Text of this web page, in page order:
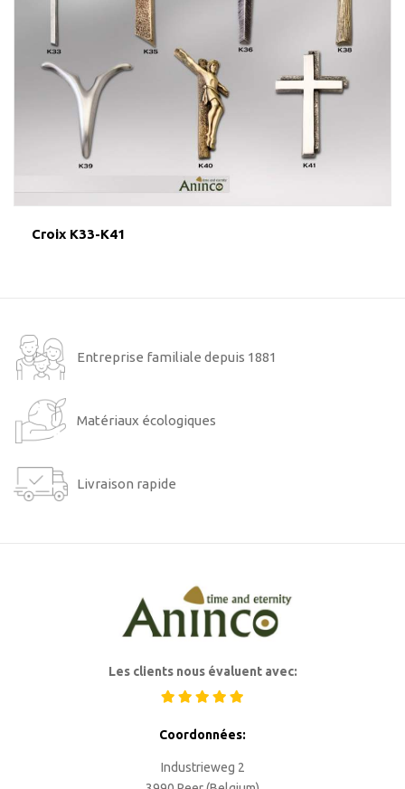
Croix K33-K41
Entreprise familiale depuis 1881
Matériaux écologiques
Livraison rapide
Les clients nous évaluent avec:
Coordonnées:
Industrieweg 2